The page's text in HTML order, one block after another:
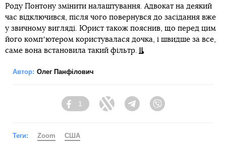
Роду Понтону змінити налаштування. Адвокат на деякий
час відключився, після чого повернувся до засідання вже
у звичному вигляді. Юрист також пояснив, що перед цим
його компʼютером користувалася дочка, і швидше за все,
саме вона встановила такий фільтр.
Автор: Олег Панфілович
Facebook
1
Twitter Telegram
Теги: Zoom США